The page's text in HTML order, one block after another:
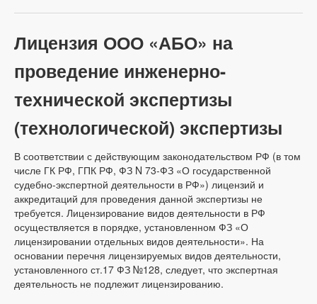
Лицензия ООО «АБО» на
проведение инженерно-
технической экспертизы
(технологической) экспертизы
В соответствии с действующим законодательством РФ (в том
числе ГК РФ, ГПК РФ, ФЗ N 73-ФЗ «О государственной
судебно-экспертной деятельности в РФ») лицензий и
аккредитаций для проведения данной экспертизы не
требуется. Лицензирование видов деятельности в РФ
осуществляется в порядке, установленном ФЗ «О
лицензировании отдельных видов деятельности». На
основании перечня лицензируемых видов деятельности,
установленного ст.17 ФЗ №128, следует, что экспертная
деятельность не подлежит лицензированию.